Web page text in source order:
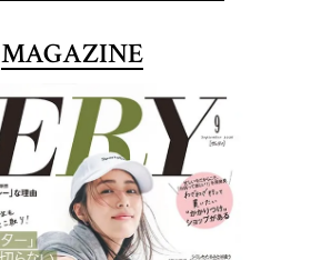
MAGAZINE